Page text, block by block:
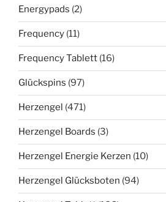
Energypads (2)
Frequency (11)
Frequency Tablett (16)
Glückspins (97)
Herzengel (471)
Herzengel Boards (3)
Herzengel Energie Kerzen (10)
Herzengel Glücksboten (94)